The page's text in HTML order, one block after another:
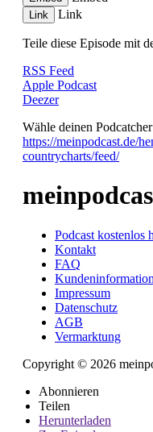
Link Link
Teile diese Episode mit
RSS Feed
Apple Podcast
Deezer
Wähle deinen
https://meinpodcast.de/
countrycharts/feed/
Podcast kostenlos
Kontakt
FAQ
Kundeninformation
Impressum
Datenschutz
AGB
Vermarktung
Copyright © 2026
Abonnieren
Teilen
Herunterladen